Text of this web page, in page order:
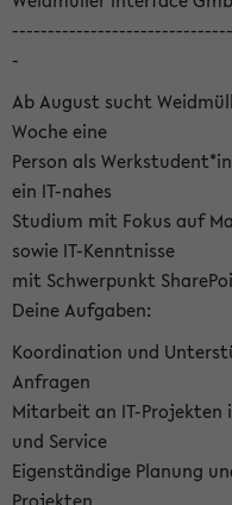
-
Ab August sucht
Woche eine
Person als
ein IT-nahes
Studium mit Fokus auf
sowie IT-Kenntnisse
mit Schwerpunkt
Deine Aufgaben:
Koordination und
Anfragen
Mitarbeit an IT-Projekten
und Service
Eigenständige Planung